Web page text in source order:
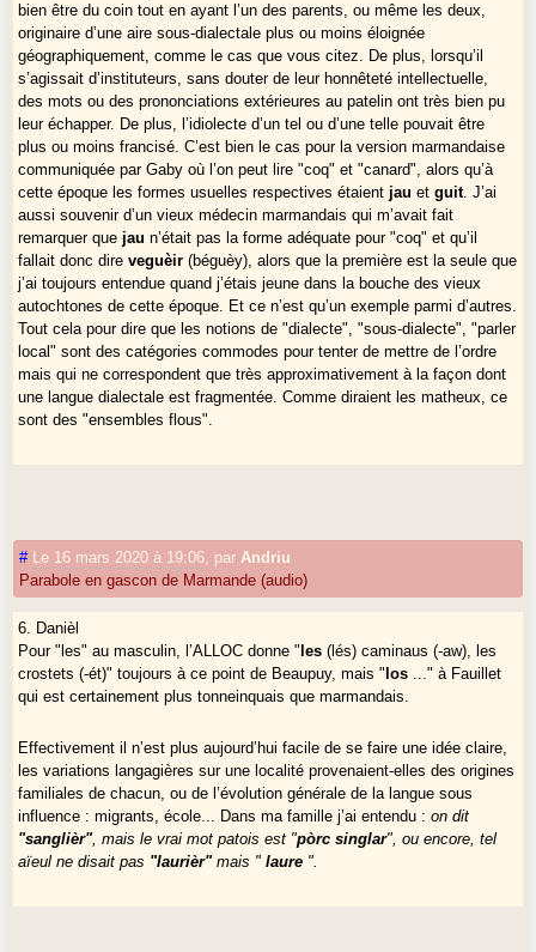
bien être du coin tout en ayant l’un des parents, ou même les deux,
originaire d’une aire sous-dialectale plus ou moins éloignée
géographiquement, comme le cas que vous citez. De plus, lorsqu’il
s’agissait d’instituteurs, sans douter de leur honnêteté intellectuelle,
des mots ou des prononciations extérieures au patelin ont très bien pu
leur échapper. De plus, l’idiolecte d’un tel ou d’une telle pouvait être
plus ou moins francisé. C’est bien le cas pour la version marmandaise
communiquée par Gaby où l’on peut lire "coq" et "canard", alors qu’à
cette époque les formes usuelles respectives étaient jau etguit. J’ai
aussi souvenir d’un vieux médecin marmandais qui m’avait fait
remarquer que jau n’était pas la forme adéquate pour "coq" et qu’il
fallait donc direveguèir (béguèy), alors que la première est la seule que
j’ai toujours entendue quand j’étais jeune dans la bouche des vieux
autochtones de cette époque. Et ce n’est qu’un exemple parmi d’autres.
Tout cela pour dire que les notions de "dialecte", "sous-dialecte", "parler
local" sont des catégories commodes pour tenter de mettre de l’ordre
mais qui ne correspondent que très approximativement à la façon dont
une langue dialectale est fragmentée. Comme diraient les matheux, ce
sont des "ensembles flous".
# Le 16 mars 2020 à 19:06, parAndriu
Parabole en gascon de Marmande (audio)
6. Danièl
Pour "les" au masculin, l’ALLOC donne " les(lés) caminaus (-aw), les
crostets (-ét)" toujours à ce point de Beaupuy, mais " los ..." à Fauillet
qui est certainement plus tonneinquais que marmandais.
Effectivement il n’est plus aujourd’hui facile de se faire une idée claire,
les variations langagières sur une localité provenaient-elles des origines
familiales de chacun, ou de l’évolution générale de la langue sous
influence : migrants, école... Dans ma famille j’ai entendu :on dit
"sanglièr", mais le vrai mot patois est "pòrcsinglar", ou encore,tel
aïeul ne disait pas "laurièr"mais " laure ".